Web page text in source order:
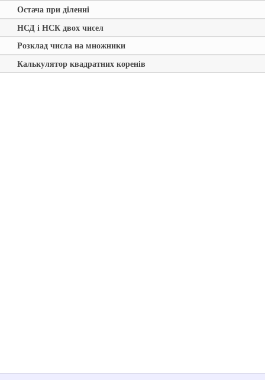
Остача при діленні
НСД і НСК двох чисел
Розклад числа на множники
Калькулятор квадратних коренів